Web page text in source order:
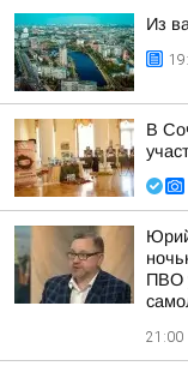
Из
В
ПВО
21:00